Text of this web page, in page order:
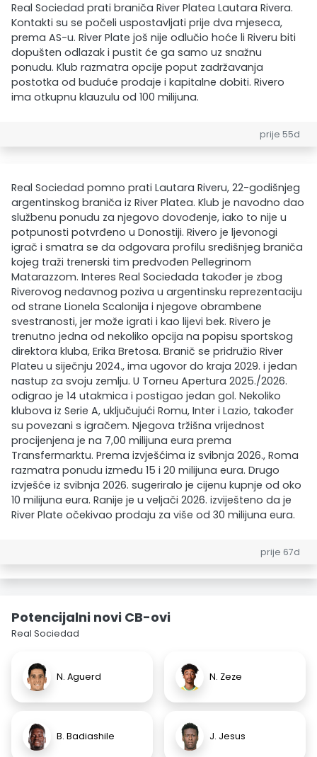
Real Sociedad prati braniča River Platea Lautara Rivera.
Kontakti su se počeli uspostavljati prije dva mjeseca,
prema AS-u. River Plate još nije odlučio hoće li Riveru biti
dopušten odlazak i pustit će ga samo uz snažnu
ponudu. Klub razmatra opcije poput zadržavanja
postotka od buduće prodaje i kapitalne dobiti. Rivero
ima otkupnu klauzulu od 100 milijuna.
prije 55d
Real Sociedad pomno prati Lautara Riveru, 22-godišnjeg
argentinskog braniča iz River Platea. Klub je navodno dao
službenu ponudu za njegovo dovođenje, iako to nije u
potpunosti potvrđeno u Donostiji. Rivero je ljevonogi
igrač i smatra se da odgovara profilu središnjeg braniča
kojeg traži trenerski tim predvođen Pellegrinom
Matarazzom. Interes Real Sociedada također je zbog
Riverovog nedavnog poziva u argentinsku reprezentaciju
od strane Lionela Scalonija i njegove obrambene
svestranosti, jer može igrati i kao lijevi bek. Rivero je
trenutno jedna od nekoliko opcija na popisu sportskog
direktora kluba, Erika Bretosa. Branič se pridružio River
Plateu u siječnju 2024., ima ugovor do kraja 2029. i jedan
nastup za svoju zemlju. U Torneu Apertura 2025./2026.
odigrao je 14 utakmica i postigao jedan gol. Nekoliko
klubova iz Serie A, uključujući Romu, Inter i Lazio, također
su povezani s igračem. Njegova tržišna vrijednost
procijenjena je na 7,00 milijuna eura prema
Transfermarktu. Prema izvješćima iz svibnja 2026., Roma
razmatra ponudu između 15 i 20 milijuna eura. Drugo
izvješće iz svibnja 2026. sugeriralo je cijenu kupnje od oko
10 milijuna eura. Ranije je u veljači 2026. izviješteno da je
River Plate očekivao prodaju za više od 30 milijuna eura.
prije 67d
Potencijalni novi CB-ovi
Real Sociedad
N. Aguerd N. Zeze
B. Badiashile J. Jesus